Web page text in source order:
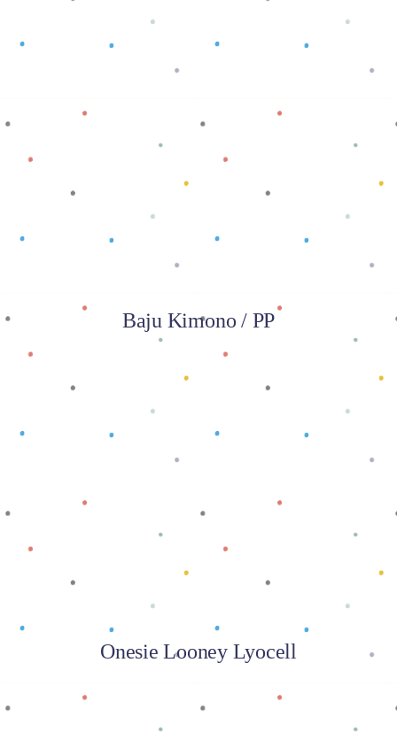
Baca selengkapnya
Baju Kimono / PP
Onesie Looney Lyocell